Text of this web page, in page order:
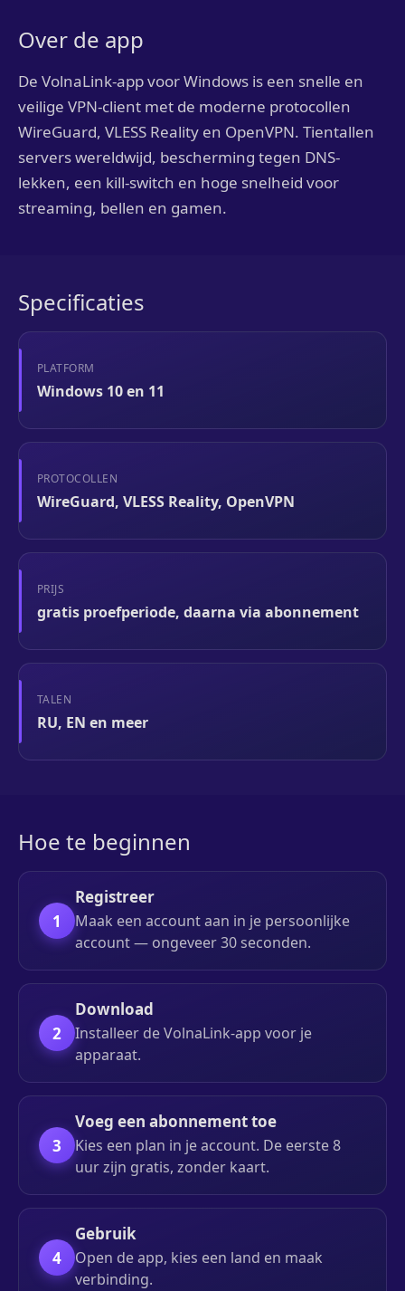
Over de app
De VolnaLink-app voor Windows is een snelle en
veilige VPN-client met de moderne protocollen
WireGuard, VLESS Reality en OpenVPN. Tientallen
servers wereldwijd, bescherming tegen DNS-
lekken, een kill-switch en hoge snelheid voor
streaming, bellen en gamen.
Specificaties
PLATFORM
Windows 10 en 11
PROTOCOLLEN
WireGuard, VLESS Reality, OpenVPN
PRIJS
gratis proefperiode, daarna via abonnement
TALEN
RU, EN en meer
Hoe te beginnen
1
Registreer
Maak een account aan in je persoonlijke
account — ongeveer 30 seconden.
2
Download
Installeer de VolnaLink-app voor je
apparaat.
3
Voeg een abonnement toe
Kies een plan in je account. De eerste 8
uur zijn gratis, zonder kaart.
4
Gebruik
Open de app, kies een land en maak
verbinding.